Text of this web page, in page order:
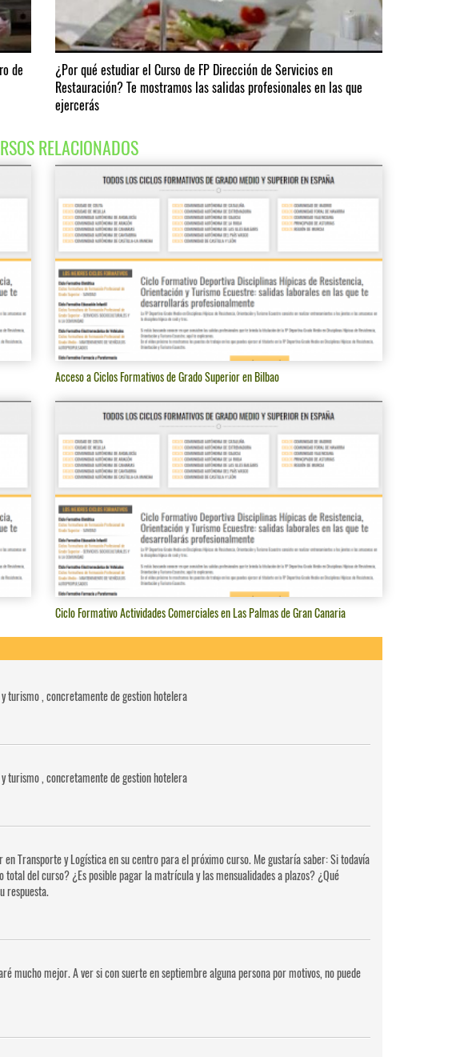
de
¿Por qué estudiar el Curso de FP Dirección de Servicios en
Restauración? Te mostramos las salidas profesionales en las que
ejercerás
RELACIONADOS
Acceso a Ciclos Formativos de Grado Superior en Bilbao
Ciclo Formativo Actividades Comerciales en Las Palmas de Gran Canaria
turismo , concretamente de gestion hotelera
turismo , concretamente de gestion hotelera
Transporte y Logística en su centro para el próximo curso. Me gustaría saber: Si todavía
del curso? ¿Es posible pagar la matrícula y las mensualidades a plazos? ¿Qué
respuesta.
mucho mejor. A ver si con suerte en septiembre alguna persona por motivos, no puede